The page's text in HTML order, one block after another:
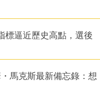
標逼近歷史高點，選後
馬克斯最新備忘錄：想